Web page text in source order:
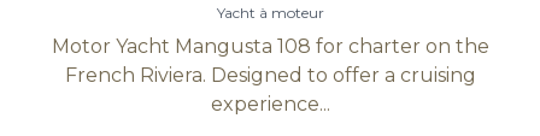
Yacht à moteur
Motor Yacht Mangusta 108 for charter on the
French Riviera. Designed to offer a cruising
experience...